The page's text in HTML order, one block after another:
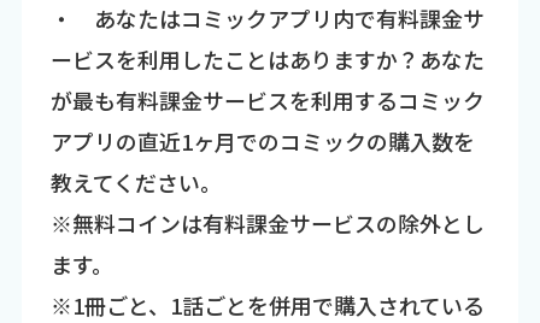
・ あなたはコミックアプリ内で有料課金サ
ービスを利用したことはありますか？あなた
が最も有料課金サービスを利用するコミック
アプリの直近1ヶ月でのコミックの購入数を
教えてください。
※無料コインは有料課金サービスの除外とし
ます。
※1冊ごと、1話ごとを併用で購入されている